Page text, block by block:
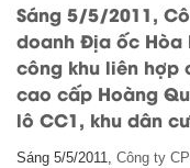
Sáng 5/5/2011,
doanh Địa ốc Hòa
công khu liên hợp
cao cấp Hoàng
lô CC1, khu dân
Sáng 5/5/2011, Công ty